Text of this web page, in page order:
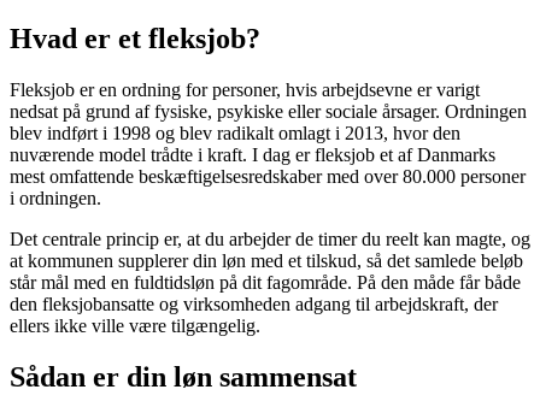
Hvad er et fleksjob?
Fleksjob er en ordning for personer, hvis arbejdsevne er varigt
nedsat på grund af fysiske, psykiske eller sociale årsager. Ordningen
blev indført i 1998 og blev radikalt omlagt i 2013, hvor den
nuværende model trådte i kraft. I dag er fleksjob et af Danmarks
mest omfattende beskæftigelsesredskaber med over 80.000 personer
i ordningen.
Det centrale princip er, at du arbejder de timer du reelt kan magte, og
at kommunen supplerer din løn med et tilskud, så det samlede beløb
står mål med en fuldtidsløn på dit fagområde. På den måde får både
den fleksjobansatte og virksomheden adgang til arbejdskraft, der
ellers ikke ville være tilgængelig.
Sådan er din løn sammensat